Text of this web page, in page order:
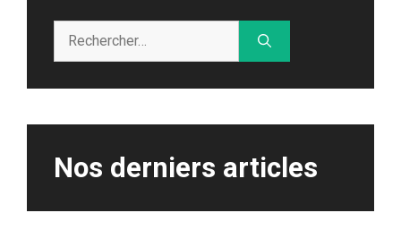
Nos derniers articles